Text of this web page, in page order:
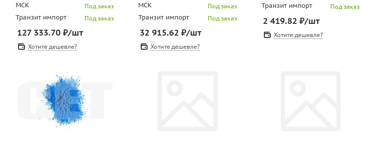
МСК Под заказ
Транзит импорт Под заказ
127 333.70₽/шт
Хотите дешевле?
МСК Под заказ
Транзит импорт Под заказ
32 915.62 ₽/шт
Хотите дешевле?
Транзит импорт Под заказ
2 419.82 ₽/шт
Хотите дешевле?